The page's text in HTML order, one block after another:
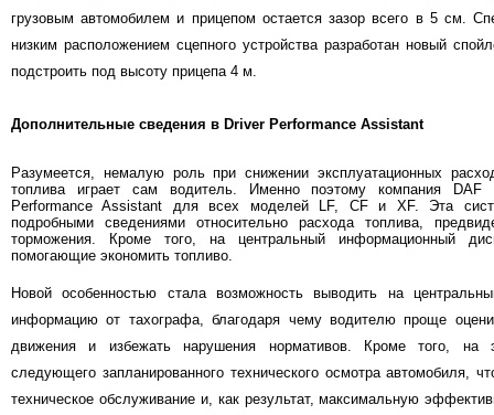
грузовым автомобилем и прицепом остается зазор всего в 5 см.
низким расположением сцепного устройства разработан новый
подстроить под высоту прицепа 4 м.
Дополнительные сведения в Driver Performance Assistant
Разумеется, немалую роль при снижении эксплуатационных
топлива играет сам водитель. Именно поэтому компания DAF
Performance Assistant для всех моделей LF, CF и XF. Эта
подробными сведениями относительно расхода топлива,
торможения. Кроме того, на центральный информационный
помогающие экономить топливо.
Новой особенностью стала возможность выводить на
информацию от тахографа, благодаря чему водителю проще
движения и избежать нарушения нормативов. Кроме того, на
следующего запланированного технического осмотра автомобиля,
техническое обслуживание и, как результат, максимальную